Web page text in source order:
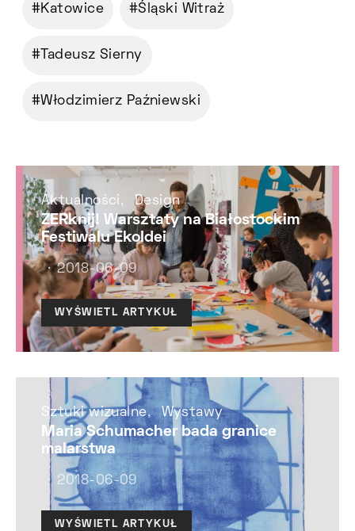
Katowice Śląski Witraż
Tadeusz Sierny
Włodzimierz Paźniewski
Aktualności Design
ZERknij! Warsztaty na Białostockim
Festiwalu EkoIdei
2018-06-09
WYŚWIETL ARTYKUŁ
Sztuki wizualne Wystawy
Maria Schumacher bada granice
malarstwa
2018-06-09
WYŚWIETL ARTYKUŁ